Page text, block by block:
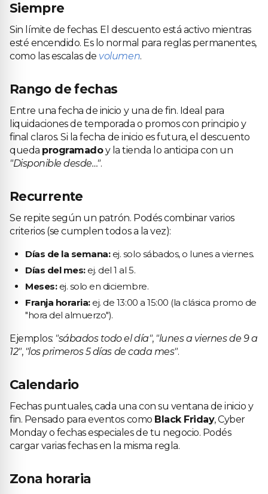
Siempre
Sin límite de fechas. El descuento está activo mientras
esté encendido. Es lo normal para reglas permanentes,
como las escalas de volumen.
Rango de fechas
Entre una fecha de inicio y una de fin. Ideal para
liquidaciones de temporada o promos con principio y
final claros. Si la fecha de inicio es futura, el descuento
queda programadoy la tienda lo anticipa con un
"Disponible desde…".
Recurrente
Se repite según un patrón. Podés combinar varios
criterios (se cumplen todos a la vez):
Días de la semana:ej. solo sábados, o lunes a viernes.
Días del mes:ej. del 1 al 5.
Meses:ej. solo en diciembre.
Franja horaria:ej. de 13:00 a 15:00 (la clásica promo de
"hora del almuerzo").
Ejemplos: "sábados todo el día", "lunes a viernes de 9 a
12", "los primeros 5 días de cada mes".
Calendario
Fechas puntuales, cada una con su ventana de inicio y
fin. Pensado para eventos como Black Friday, Cyber
Monday o fechas especiales de tu negocio. Podés
cargar varias fechas en la misma regla.
Zona horaria